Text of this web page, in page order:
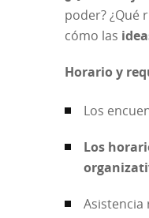
poder? ¿Qué
cómo las
Horario y
Los
Los
Asistencia